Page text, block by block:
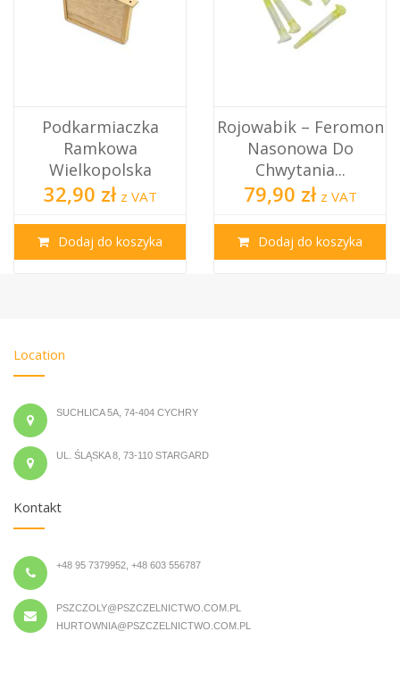
Podkarmiaczka
Ramkowa
Wielkopolska
32,90 zł z VAT
Dodaj do koszyka
Rojowabik – Feromon
Nasonowa Do
Chwytania...
79,90 zł z VAT
Dodaj do koszyka
Location
SUCHLICA 5A, 74-404 CYCHRY
UL. ŚLĄSKA 8, 73-110 STARGARD
Kontakt
+48 95 7379952, +48 603 556787
PSZCZOLY@PSZCZELNICTWO.COM.PL
HURTOWNIA@PSZCZELNICTWO.COM.PL